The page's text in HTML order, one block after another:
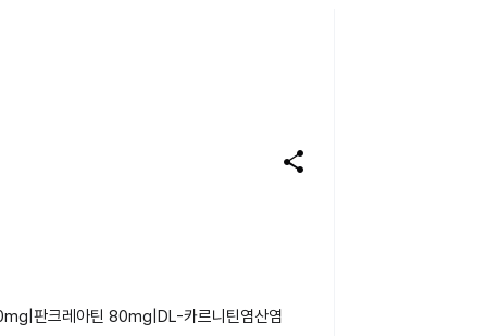
share
판크레아틴 80mg|DL-카르니틴염산염